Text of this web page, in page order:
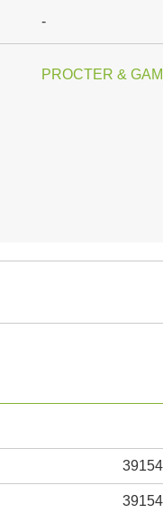
-
PROCTER &